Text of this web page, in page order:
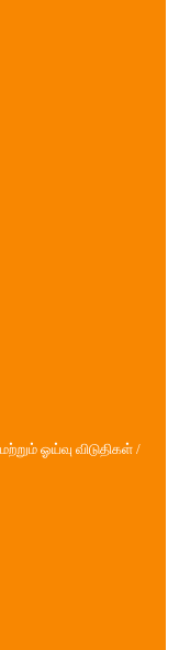
ஓய்வு விடுதிகள் /